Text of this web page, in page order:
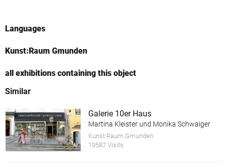
Languages
Kunst:Raum Gmunden
all exhibitions containing this object
Similar
Galerie 10er Haus
Martina Kleister und Monika Schwaiger
Kunst:Raum Gmunden
19587 Visits